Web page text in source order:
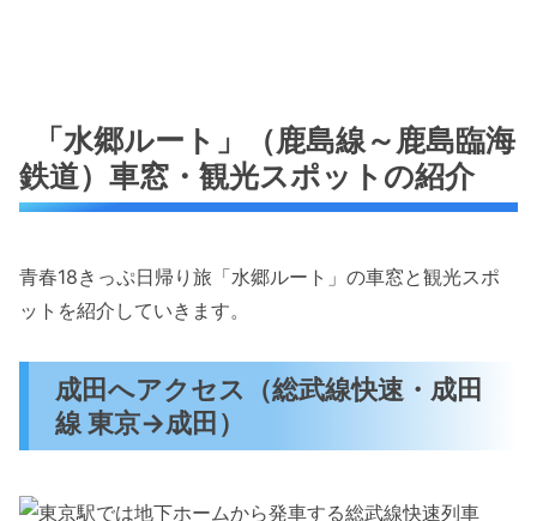
「水郷ルート」（鹿島線～鹿島臨海
鉄道）車窓・観光スポットの紹介
青春18きっぷ日帰り旅「水郷ルート」の車窓と観光スポ
ットを紹介していきます。
成田へアクセス（総武線快速・成田
線 東京→成田）